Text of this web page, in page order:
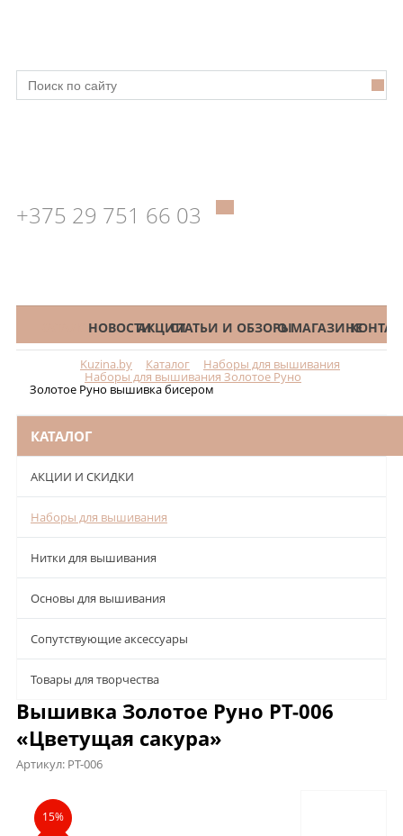
+375 29 751 66 03
КАТАЛОГНОВОСТИАКЦИИСТАТЬИ И ОБЗОРЫО МАГАЗИНЕ
Kuzina.by Каталог Наборы для вышивания
Наборы для вышивания Золотое Руно
Золотое Руно вышивка бисером
КАТАЛОГ
АКЦИИ И СКИДКИ
Наборы для вышивания
Нитки для вышивания
Основы для вышивания
Сопутствующие аксессуары
Товары для творчества
Вышивка Золотое Руно РТ-006
«Цветущая сакура»
Артикул: РТ-006
Описание
15%